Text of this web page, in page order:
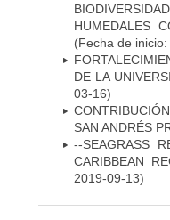
HUMEDALES
(Fecha de
DE LA
03-16)
SAN ANDRÉS
--SEAGRASS
CARIBBEAN
2019-09-13)